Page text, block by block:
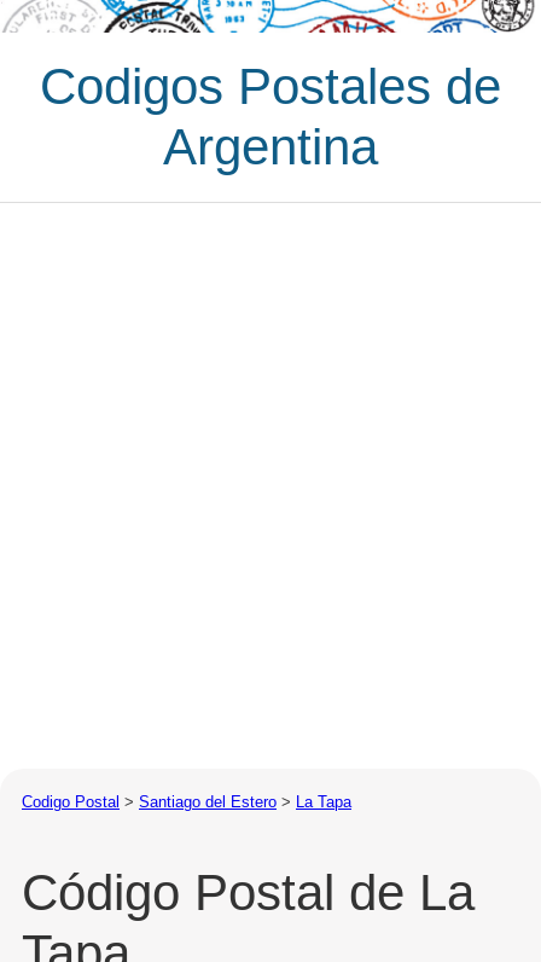
Codigos Postales de
Argentina
Codigo Postal > Santiago del Estero > La Tapa
Código Postal de La